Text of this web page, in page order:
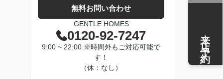
無料お問い合わせ
GENTLE HOMES
0120-92-7247
9:00 ~ 22:00 ※時間外もご対応可能で
す！
（休：なし）
来店予約